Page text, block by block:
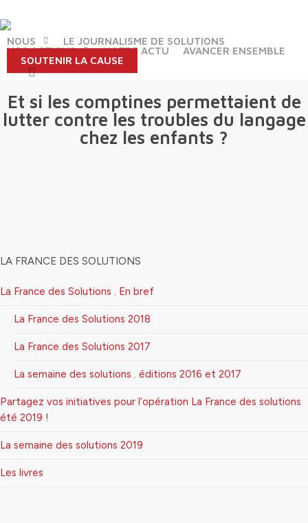
to
main
content
NOUS
LE JOURNALISME DE SOLUTIONS
NOS ACTIONS
NOTRE ACTU
AVANCER ENSEMBLE
SOUTENIR LA CAUSE
search
Et si les comptines permettaient de
lutter contre les troubles du langage
chez les enfants ?
LA FRANCE DES SOLUTIONS
La France des Solutions . En bref
La France des Solutions 2018
La France des Solutions 2017
La semaine des solutions . éditions 2016 et 2017
Partagez vos initiatives pour l’opération La France des solutions
été 2019 !
La semaine des solutions 2019
Les livres